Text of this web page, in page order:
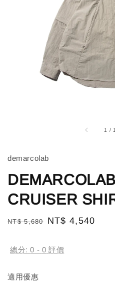
1 /
demarcolab
CRUISER
Regular
NT$ 5,680
Sale
NT$ 4,540
總分:0 - 0 評價
適用優惠